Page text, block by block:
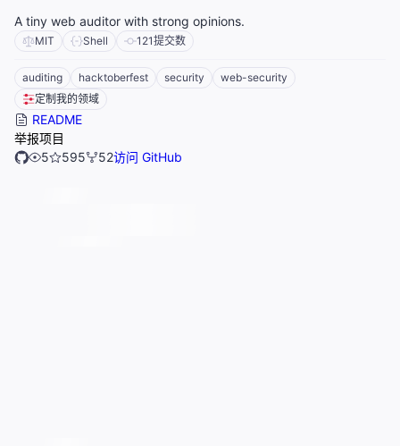
A tiny web auditor with strong opinions.
MIT Shell 121提交数
auditing hacktoberfest security
web-security
定制我的领域
README
举报项目
5
595 52访问 GitHub